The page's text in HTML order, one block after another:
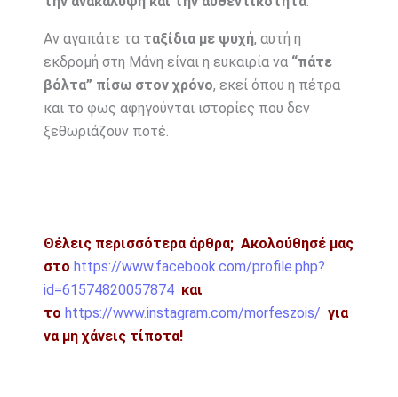
Αν αγαπάτε τα ταξίδια με ψυχή, αυτή η
εκδρομή στη Μάνη είναι η ευκαιρία να “πάτε
βόλτα” πίσω στον χρόνο, εκεί όπου η πέτρα
και το φως αφηγούνται ιστορίες που δεν
ξεθωριάζουν ποτέ.
Θέλεις περισσότερα άρθρα; Ακολούθησέ μας
στο https://www.facebook.com/profile.php?
id=61574820057874 και
το https://www.instagram.com/morfeszois/ για
να μη χάνεις τίποτα!